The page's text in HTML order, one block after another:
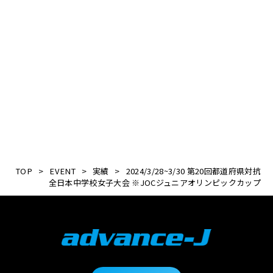
TOP > EVENT > 実績 > 2024/3/28~3/30 第20回都道府県対抗
全日本中学校女子大会 ※JOCジュニアオリンピックカップ